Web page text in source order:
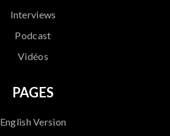
Interviews
Podcast
Vidéos
PAGES
English Version